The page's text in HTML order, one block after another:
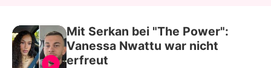
Mit Serkan bei "The Power":
Vanessa Nwattu war nicht
erfreut